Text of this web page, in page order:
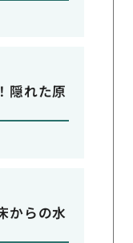
隠れた原
からの水